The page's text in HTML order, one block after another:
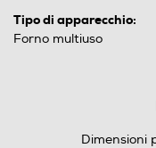
Tipo di apparecchio:
Forno multiuso
Dimensioni